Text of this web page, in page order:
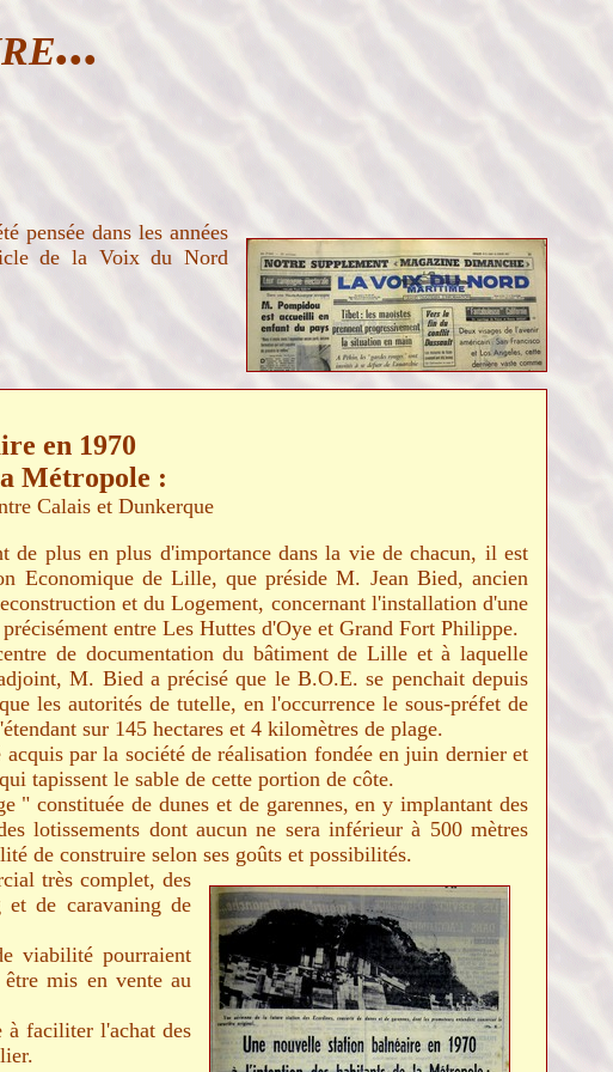
pensée dans les années
de la Voix du Nord
en 1970
Métropole :
Calais et Dunkerque
plus en plus d'importance dans la vie de chacun, il est
Economique de Lille, que préside M. Jean Bied, ancien
et du Logement, concernant l'installation d'une
entre Les Huttes d'Oye et Grand Fort Philippe.
de documentation du bâtiment de Lille et à laquelle
M. Bied a précisé que le B.O.E. se penchait depuis
les autorités de tutelle, en l'occurrence le sous-préfet de
sur 145 hectares et 4 kilomètres de plage.
par la société de réalisation fondée en juin dernier et
tapissent le sable de cette portion de côte.
" constituée de dunes et de garennes, en y implantant des
lotissements dont aucun ne sera inférieur à 500 mètres
de construire selon ses goûts et possibilités.
très complet, des
de caravaning de
viabilité pourraient
mis en vente au
à faciliter l'achat des